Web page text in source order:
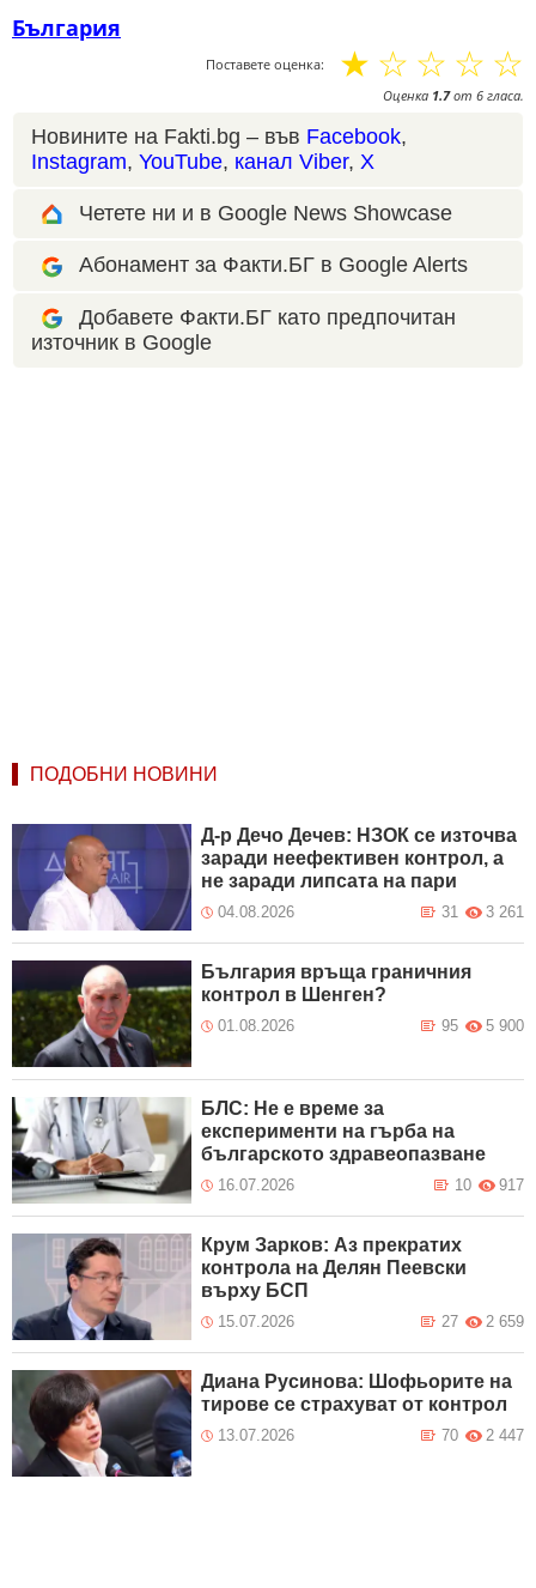
България
Поставете оценка: ☆
☆
☆
☆
☆
Оценка 1.7от 6 гласа.
Новините на Fakti.bg – във Facebook,
Instagram, YouTube, канал Viber, X
Четете ни и в Google News Showcase
Абонамент за Факти.БГ в Google Alerts
Добавете Факти.БГ като предпочитан
източник в Google
ПОДОБНИ НОВИНИ
Д-р Дечо Дечев: НЗОК се източва
заради неефективен контрол, а
не заради липсата на пари
04.08.2026 3 261
31
България връща граничния
контрол в Шенген?
01.08.2026 5 900
95
БЛС: Не е време за
експерименти на гърба на
българското здравеопазване
16.07.2026 917
10
Крум Зарков: Аз прекратих
контрола на Делян Пеевски
върху БСП
15.07.2026 2 659
27
Диана Русинова: Шофьорите на
тирове се страхуват от контрол
13.07.2026 2 447
70